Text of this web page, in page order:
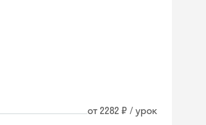
от 2282 ₽ / урок